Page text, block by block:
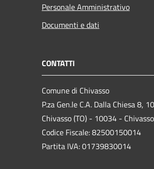
Personale Amministrativo
Documenti e dati
CONTATTI
Comune di Chivasso
P.za Gen.le C.A. Dalla Chiesa 8,
Chivasso (TO) - 10034 - Chivasso
Codice Fiscale: 82500150014
Partita IVA: 01739830014